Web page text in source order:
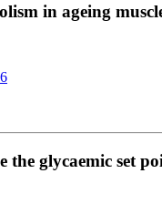
in ageing
the glycaemic set